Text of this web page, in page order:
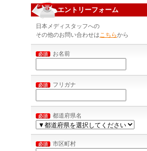
エントリーフォーム
日本メディスタッフへの
その他のお問い合わせはこちらから
必須 お名前
必須 フリガナ
必須 都道府県名
必須 市区町村